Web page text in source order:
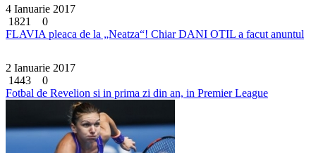
4 Ianuarie 2017
1821
0
FLAVIA pleaca de la „Neatza“! Chiar DANI OTIL a facut anuntul
2 Ianuarie 2017
1443
0
Fotbal de Revelion si in prima zi din an, in Premier League